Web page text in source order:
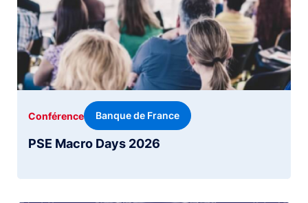
PSE Macro Days 2026
Conférence Banque de France